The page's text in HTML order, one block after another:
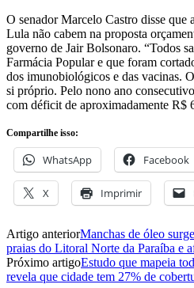
O senador Marcelo Castro disse que
Lula não cabem na proposta
governo de Jair Bolsonaro. “Todos
Farmácia Popular e que foram
dos imunobiológicos e das vacinas.
si próprio. Pelo nono ano
com déficit de aproximadamente R$
Compartilhe isso:
WhatsApp Facebook
X Imprimir
Artigo anteriorManchas de óleo
praias do Litoral Norte da Paraíba e
Próximo artigoEstudo que mapeia
revela que cidade tem 27% de